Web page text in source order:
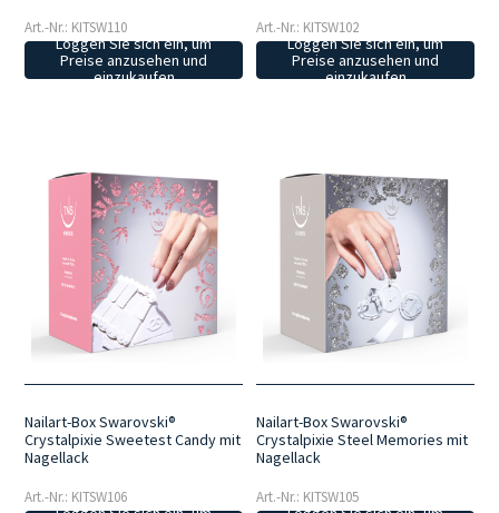
Art.-Nr.: KITSW110
Loggen Sie sich ein, um
Preise anzusehen und
einzukaufen
Art.-Nr.: KITSW102
Loggen Sie sich ein, um
Preise anzusehen und
einzukaufen
Nailart-Box Swarovski®
Crystalpixie Sweetest Candy mit
Nagellack
Art.-Nr.: KITSW106
Nailart-Box Swarovski®
Crystalpixie Steel Memories mit
Nagellack
Art.-Nr.: KITSW105